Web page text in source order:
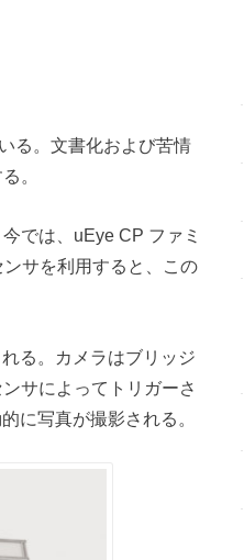
る。文書化および苦情
。
では、uEye CP ファミ
サを利用すると、この
る。カメラはブリッジ
サによってトリガーさ
に写真が撮影される。